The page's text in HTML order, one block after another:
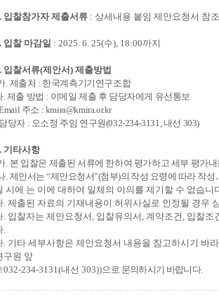
입찰참가자 제출서류 : 상세내용 붙임 제안요청서 참조
입찰 마감일 : 2025. 6. 25(수), 18:00까지
입찰서류(제안서 ) 제출방법
. 제출처 : 한국계측기기연구조합
.제출 방법 : 이메일 제출 후 담당자에게 유선통보
주소 : kmira@kmira.or.kr
담당자 : 오소정 주임 연구원(032-234-3131, 내선 303)
기타사항
. 본 입찰은 제출된 서류에 한하여 평가하고 세부 평가
. 제안서는“제안요청서”(첨부)의 작성 요령에 따라 작성 ․
시에 는 이에 대하여 일체의 이의를 제기할 수 없습니
. 제출된 자료의 기재내용이 허위사실로 인정될 경우
. 입찰자는 제안요청서 , 입찰유의서 , 계약조건 , 입찰조
.
. 기타 세부사항은 제안요청서 내용을 참고하시기 바
구원 앞
032-234-3131(내선 303))으로 문의하시기 바랍니다.